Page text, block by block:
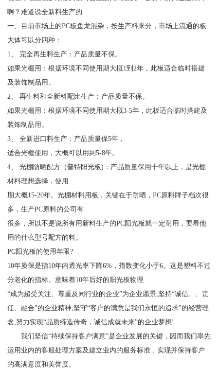
啊？难道说全新料生产的
一、目前市场上的PC板鱼龙混杂，按生产料来分，市场上流通的板
大体可以分四种：
1、 完全再生料生产：产品质量不保。
如果光棚用：根据环境不同使用期大概1到2年，此板适合临时搭建
及装饰制品用。
2、 再生料和全新料配比生产：产品质量不保。
如果光棚用：根据环境不同使用期大概3-5年，此板适合临时搭建及
装饰制品用。
3、 全新进口料生产：产品质量保5年，
适合光棚使用，大概可以用到5-8年。
4、 光棚防晒配方（普特阳光板)：产品质量保用十年以上，是光棚
材料理想选择，使用
期大概15-20年。光棚材料用板，关键在于耐晒，PC原料牌子档次很
多，生产PC原料的公司有
很多，所以不是说所有用新料生产的PC阳光板就一定耐用，要看他
用的什么型号配方的料。
PC阳光板的使用年限?
10年质保是指10年内透光率下降6%，指数变化小于6。这是塑料不过
分老化的指标。意味着10年后好的阳光板物理
“成为超受关注、尊重及同行业的企业”为企业愿景;坚持“诚信、、责
任、融合”的企业精神;坚守“客户的满意是我们永恒的追求”的经营理
念;努力实现“品质缔造传奇，诚信成就未来”的企业梦想!
我们坚信“持续保持客户满意”是企业发展的关键，因而我们率先
运用业内的客服处理方案及建立业内的服务标准，实现并保持客户
的高满意度和美誉度。